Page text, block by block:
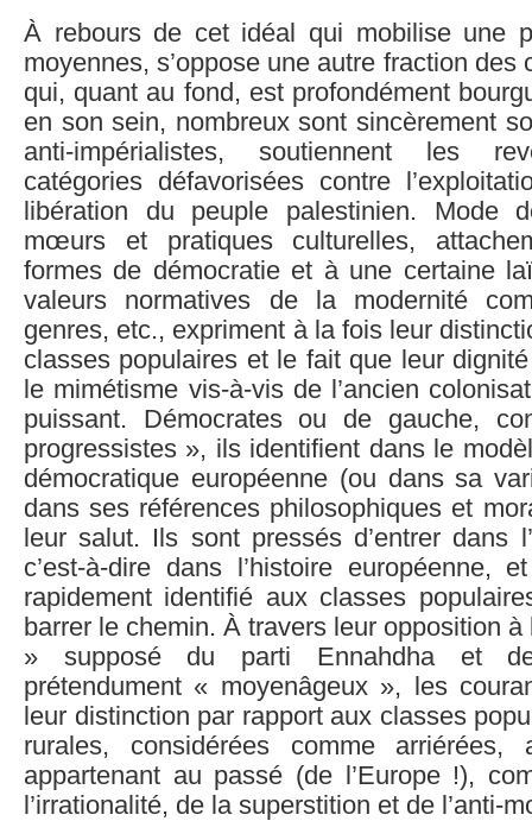
À rebours de cet idéal qui mobilise une
moyennes, s’oppose une autre fraction des
qui, quant au fond, est profondément
en son sein, nombreux sont sincèrement
anti-impérialistes, soutiennent les
catégories défavorisées contre
libération du peuple palestinien. Mode
mœurs et pratiques culturelles,
formes de démocratie et à une certaine
valeurs normatives de la modernité
genres, etc., expriment à la fois leur
classes populaires et le fait que leur
le mimétisme vis-à-vis de l’ancien
puissant. Démocrates ou de gauche,
progressistes », ils identifient dans le
démocratique européenne (ou dans sa
dans ses références philosophiques et
leur salut. Ils sont pressés d’entrer dans
c’est-à-dire dans l’histoire européenne,
rapidement identifié aux classes
barrer le chemin. À travers leur opposition à
» supposé du parti Ennahdha et
prétendument « moyenâgeux », les
leur distinction par rapport aux classes
rurales, considérées comme arriérées,
appartenant au passé (de l’Europe !),
l’irrationalité, de la superstition et de l’anti-